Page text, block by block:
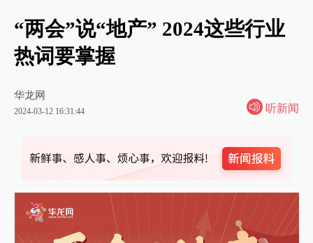
“两会”说“地产” 2024这些行业
热词要掌握
华龙网
2024-03-12 16:31:44 听新闻